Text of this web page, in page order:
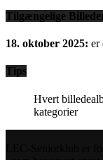
Tilgængelige
18. oktober 2025: er
Tips
Hvert
kategorier